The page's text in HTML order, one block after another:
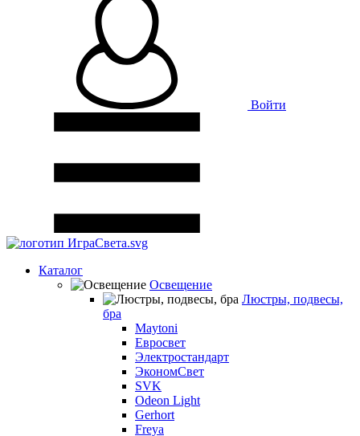
Войти
Каталог
Освещение
Люстры, подвесы,
бра
Maytoni
Евросвет
Электростандарт
ЭкономСвет
SVK
Odeon Light
Gerhort
Freya